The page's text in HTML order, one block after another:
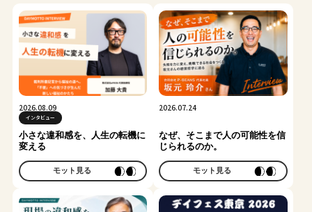
2026.08.09
インタビュー
小さな違和感を、人生の転機に
変える
モット見る
2026.07.24
なぜ、そこまで人の可能性を信
じられるのか。
モット見る